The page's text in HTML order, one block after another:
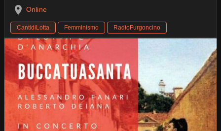
Online
CantidiLotta Femminismo RadioFurgoncino